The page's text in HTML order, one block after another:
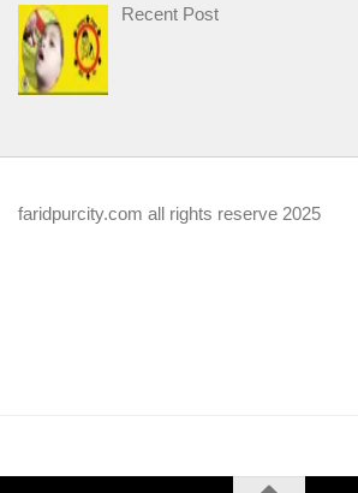
Recent Post
faridpurcity.com all rights reserve 2025